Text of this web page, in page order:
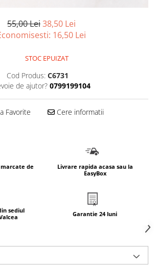
55,00 Lei38,50 Lei
16,50 Lei
STOC EPUIZAT
Cod Produs: C6731
de ajutor? 0799199104
Favorite Cere informatii
de
Livrare rapida acasa sau la
EasyBox
sediul
Garantie 24 luni